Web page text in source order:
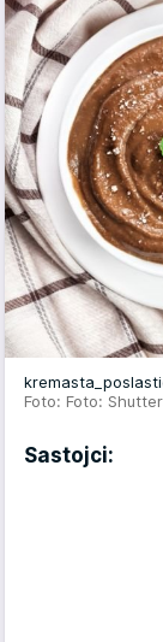
Foto: Foto:
Sastojci: